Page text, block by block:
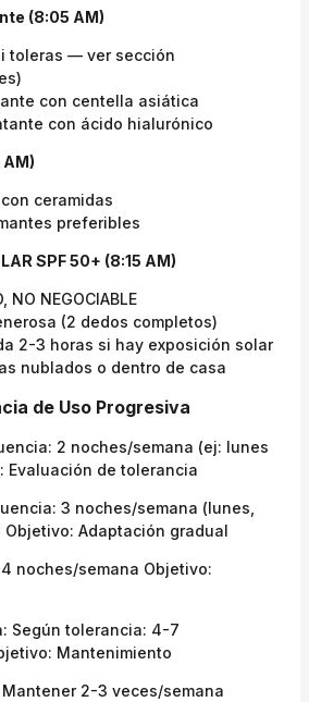
(8:05 AM)
toleras — ver sección
con centella asiática
con ácido hialurónico
ceramidas
preferibles
SPF 50+ (8:15 AM)
NO NEGOCIABLE
(2 dedos completos)
2-3 horas si hay exposición solar
nublados o dentro de casa
de Uso Progresiva
2 noches/semana (ej: lunes
Evaluación de tolerancia
3 noches/semana (lunes,
Objetivo: Adaptación gradual
noches/semana Objetivo:
Según tolerancia: 4-7
Mantenimiento
2-3 veces/semana